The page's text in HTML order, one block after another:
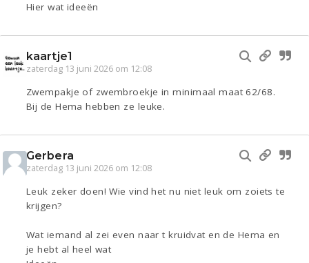
Hier wat ideeën
kaartje1
zaterdag 13 juni 2026 om 12:08
Zwempakje of zwembroekje in minimaal maat 62/68.
Bij de Hema hebben ze leuke.
Gerbera
zaterdag 13 juni 2026 om 12:08
Leuk zeker doen! Wie vind het nu niet leuk om zoiets te
krijgen?
Wat iemand al zei even naar t kruidvat en de Hema en
je hebt al heel wat